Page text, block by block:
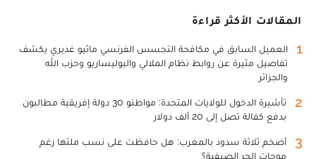
المقالات الأكثر قراءة
1
العميل السابق في مكافحة التجسس الفرنسي ماثيو غديري يكشف
تفاصيل مثيرة عن روابط نظام الملالي والبوليساريو وحزب الله
والجزائر
2
تأشيرة الدخول للولايات المتحدة: مواطنو 30 دولة إفريقية مطالبون
بدفع كفالة تصل إلى 20 ألف دولار
3
أضخم ثلاثة سدود بالمغرب: هل حافظت على نسب ملئها رغم
موجات الحر الصيفية؟